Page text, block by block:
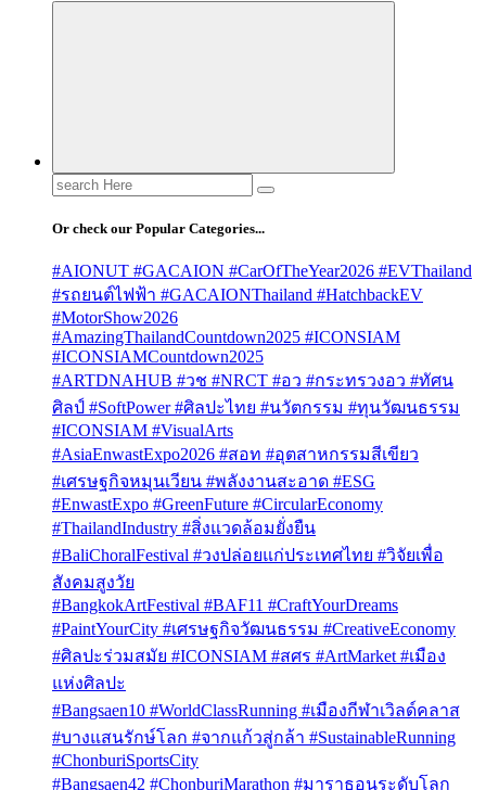
Search
for:
Or check our Popular Categories...
#AIONUT #GACAION #CarOfTheYear2026 #EVThailand
#รถยนต์ไฟฟ้า #GACAIONThailand #HatchbackEV
#MotorShow2026
#AmazingThailandCountdown2025 #ICONSIAM
#ICONSIAMCountdown2025
#ARTDNAHUB #วช #NRCT #อว #กระทรวงอว #ทัศน
ศิลป์ #SoftPower #ศิลปะไทย #นวัตกรรม #ทุนวัฒนธรรม
#ICONSIAM #VisualArts
#AsiaEnwastExpo2026 #สอท #อุตสาหกรรมสีเขียว
#เศรษฐกิจหมุนเวียน #พลังงานสะอาด #ESG
#EnwastExpo #GreenFuture #CircularEconomy
#ThailandIndustry #สิ่งแวดล้อมยั่งยืน
#BaliChoralFestival #วงปล่อยแก่ประเทศไทย #วิจัยเพื่อ
สังคมสูงวัย
#BangkokArtFestival #BAF11 #CraftYourDreams
#PaintYourCity #เศรษฐกิจวัฒนธรรม #CreativeEconomy
#ศิลปะร่วมสมัย #ICONSIAM #สศร #ArtMarket #เมือง
แห่งศิลปะ
#Bangsaen10 #WorldClassRunning #เมืองกีฬาเวิลด์คลาส
#บางแสนรักษ์โลก #จากแก้วสู่กล้า #SustainableRunning
#ChonburiSportsCity
#Bangsaen42 #ChonburiMarathon #มาราธอนระดับโลก